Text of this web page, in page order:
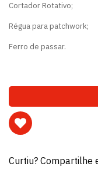
Cortador Rotativo;
Régua para patchwork;
Ferro de passar.
Curtiu? Compartilhe